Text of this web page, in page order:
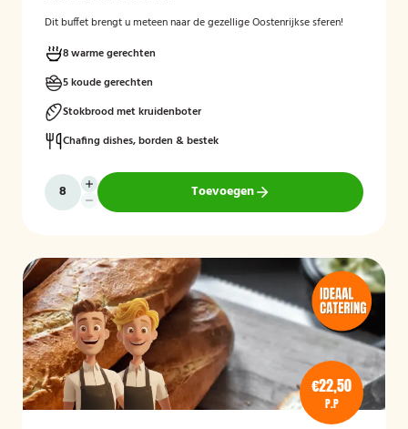
Dit buffet brengt u meteen naar de gezellige Oostenrijkse sferen!
8 warme gerechten
5 koude gerechten
Stokbrood met kruidenboter
Chafing dishes, borden & bestek
Toevoegen
€22,50
P.P